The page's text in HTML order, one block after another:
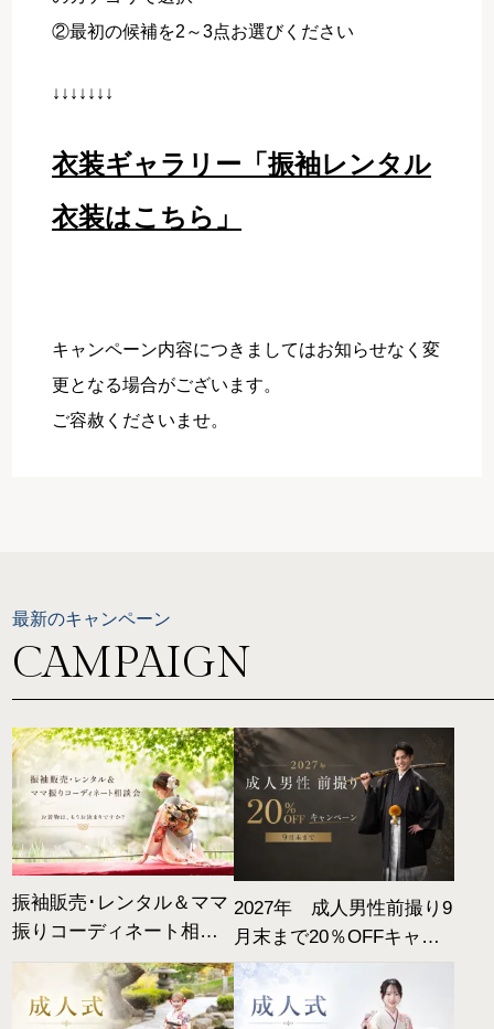
②最初の候補を2～3点お選びください
↓↓↓↓↓↓↓
衣装ギャラリー「振袖レンタル
衣装はこちら」
キャンペーン内容につきましてはお知らせなく変
更となる場合がございます。
ご容赦くださいませ。
最新のキャンペーン
CAMPAIGN
振袖販売･レンタル＆ママ
振りコーディネート相談
会|2026年8/1～8/18開催
2027年 成人男性前撮り9
月末まで20％OFFキャン
ペーン